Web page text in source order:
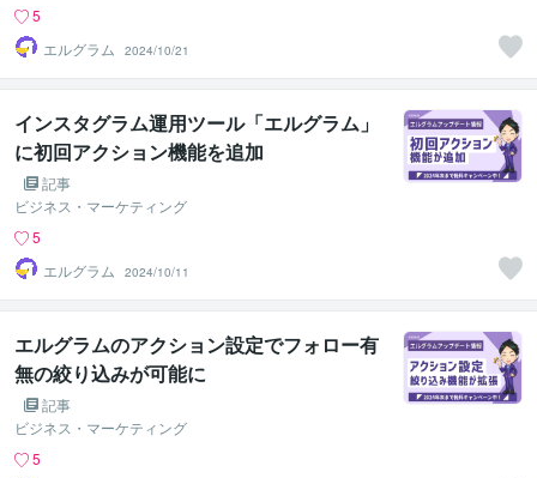
5
エルグラム
2024/10/21
インスタグラム運用ツール「エルグラム」
に初回アクション機能を追加
記事
ビジネス・マーケティング
5
エルグラム
2024/10/11
エルグラムのアクション設定でフォロー有
無の絞り込みが可能に
記事
ビジネス・マーケティング
5